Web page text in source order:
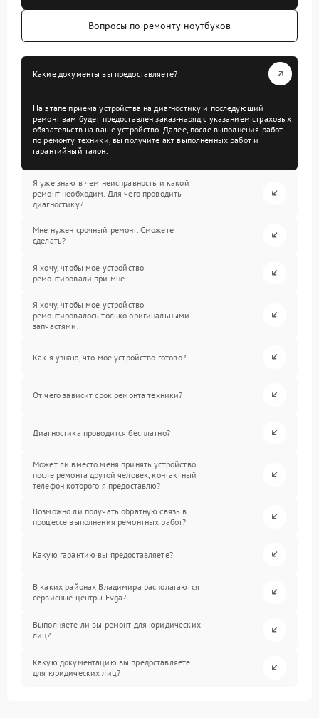
Вопросы по ремонту ноутбуков
Какие документы вы предоставляете?
На этапе приема устройства на диагностику и последующий
ремонт вам будет предоставлен заказ-наряд с указанием страховых
обязательств на ваше устройство. Далее, после выполнения работ
по ремонту техники, вы получите акт выполненных работ и
гарантийный талон.
Я уже знаю в чем неисправность и какой
ремонт необходим. Для чего проводить
диагностику?
Мне нужен срочный ремонт. Сможете
сделать?
Я хочу, чтобы мое устройство
ремонтировали при мне.
Я хочу, чтобы мое устройство
ремонтировалось только оригинальными
запчастями.
Как я узнаю, что мое устройство готово?
От чего зависит срок ремонта техники?
Диагностика проводится бесплатно?
Может ли вместо меня принять устройство
после ремонта другой человек, контактный
телефон которого я предоставлю?
Возможно ли получать обратную связь в
процессе выполнения ремонтных работ?
Какую гарантию вы предоставляете?
В каких районах Владимира располагаются
сервисные центры Evga?
Выполняете ли вы ремонт для юридических
лиц?
Какую документацию вы предоставляете
для юридических лиц?